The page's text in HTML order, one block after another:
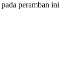
peramban ini